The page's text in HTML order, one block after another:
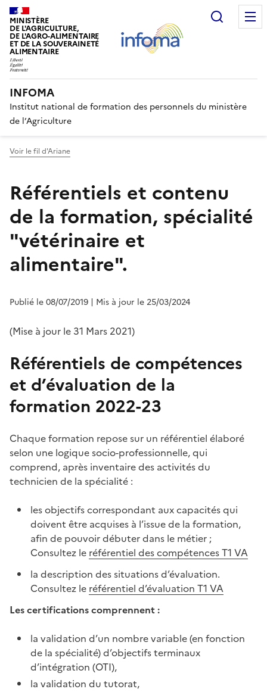
MINISTÈRE
DE L'AGRICULTURE,
DE L'AGRO-ALIMENTAIRE
ET DE LA SOUVERAINETÉ
ALIMENTAIRE
INFOMA
Institut national de formation des personnels du ministère
de l’Agriculture
Voir le fil d'Ariane
Référentiels et contenu
de la formation, spécialité
"vétérinaire et
alimentaire".
Publié le 08/07/2019 | Mis à jour le 25/03/2024
(Mise à jour le 31 Mars 2021)
Référentiels de compétences
et d’évaluation de la
formation 2022-23
Chaque formation repose sur un référentiel élaboré
selon une logique socio-professionnelle, qui
comprend, après inventaire des activités du
technicien de la spécialité :
les objectifs correspondant aux capacités qui
doivent être acquises à l’issue de la formation,
afin de pouvoir débuter dans le métier ;
Consultez le référentiel des compétences T1 VA
la description des situations d’évaluation.
Consultez le référentiel d’évaluation T1 VA
Les certifications comprennent :
la validation d’un nombre variable (en fonction
de la spécialité) d’objectifs terminaux
d’intégration (OTI),
la validation du tutorat,